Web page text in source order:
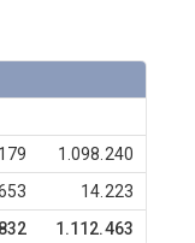
1.098.240
14.223
1.112.463